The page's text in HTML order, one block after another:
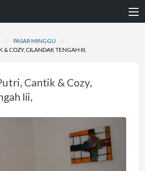
PASAR MINGGU
& COZY, CILANDAK TENGAH III,
Cantik & Cozy,
Iii,